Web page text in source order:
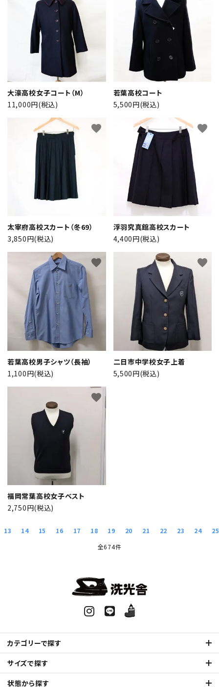
大濠高校女子コート（M）
11,000円(税込)
若葉高校コート
5,500円(税込)
太宰府高校スカート（冬69）
3,850円(税込)
favorite
浮羽究真館高校スカート
4,400円(税込)
favorite
若葉高校男子シャツ（長袖）
1,100円(税込)
favorite
二日市中学校女子上着
5,500円(税込)
favorite
福岡常葉高校女子ベスト
2,750円(税込)
favorite
13 14 15 16 17 18 19 20 21 22 23 24
25
全674件
キーワード
カテゴリー
検索する
カテゴリーで探す
サイズで探す
状態から探す